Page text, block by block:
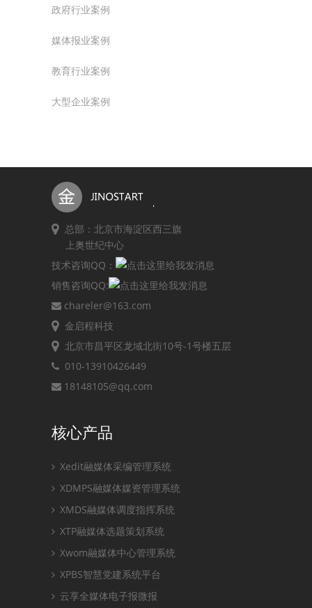
政府行业案例
媒体报业案例
教育行业案例
大型企业案例
总部：北京市海淀区西三旗
上奥世纪中心
技术咨询QQ：
销售咨询QQ:
chareler@163.com
金启程科技
北京市昌平区龙域北街10号-1号楼五层
010-13910426449
18148105@qq.com
核心产品
Xedit融媒体采编管理系统
XDMPS融媒体媒资管理系统
XMDS融媒体调度指挥系统
XTP融媒体选题策划系统
Xwom融媒体中心管理系统
XPBS智慧党建系统平台
云享全媒体电子报微报